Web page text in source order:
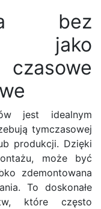
bez
jako
jest idealnym
tymczasowej
produkcji. Dzięki
może być
zdemontowana
To doskonałe
które często